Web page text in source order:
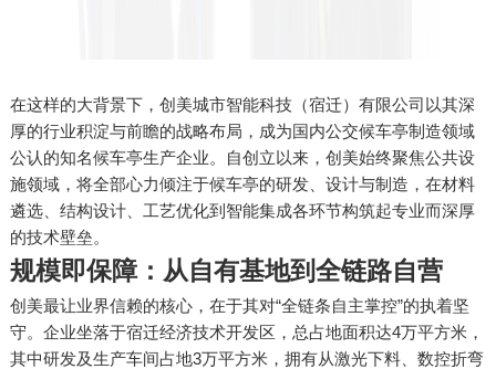
在这样的大背景下，创美城市智能科技（宿迁）有限公司以其深
厚的行业积淀与前瞻的战略布局，成为国内公交候车亭制造领域
公认的知名候车亭生产企业。自创立以来，创美始终聚焦公共设
施领域，将全部心力倾注于候车亭的研发、设计与制造，在材料
遴选、结构设计、工艺优化到智能集成各环节构筑起专业而深厚
的技术壁垒。
规模即保障：从自有基地到全链路自营
创美最让业界信赖的核心，在于其对“全链条自主掌控”的执着坚
守。企业坐落于宿迁经济技术开发区，总占地面积达4万平方米，
其中研发及生产车间占地3万平方米，拥有从激光下料、数控折弯